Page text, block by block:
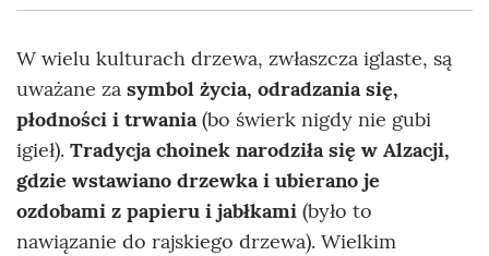
W wielu kulturach drzewa, zwłaszcza iglaste, są
uważane za symbol życia, odradzania się,
płodności i trwania(bo świerk nigdy nie gubi
igieł). Tradycja choinek narodziła się w Alzacji,
gdzie wstawiano drzewka i ubierano je
ozdobami z papieru i jabłkami (było to
nawiązanie do rajskiego drzewa). Wielkim